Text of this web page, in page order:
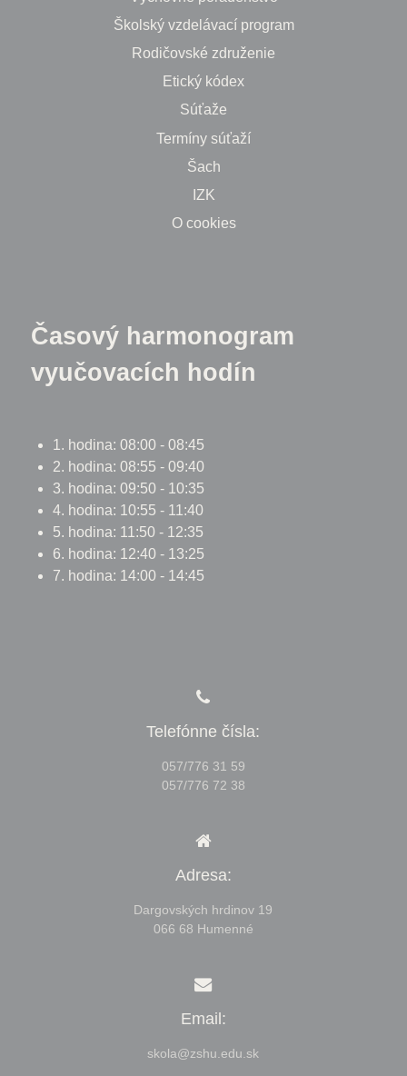
Školský vzdelávací program
Rodičovské združenie
Etický kódex
Súťaže
Termíny súťaží
Šach
IZK
O cookies
Časový harmonogram
vyučovacích hodín
1. hodina: 08:00 - 08:45
2. hodina: 08:55 - 09:40
3. hodina: 09:50 - 10:35
4. hodina: 10:55 - 11:40
5. hodina: 11:50 - 12:35
6. hodina: 12:40 - 13:25
7. hodina: 14:00 - 14:45
Telefónne čísla:
057/776 31 59
057/776 72 38
Adresa:
Dargovských hrdinov 19
066 68 Humenné
Email:
skola@zshu.edu.sk